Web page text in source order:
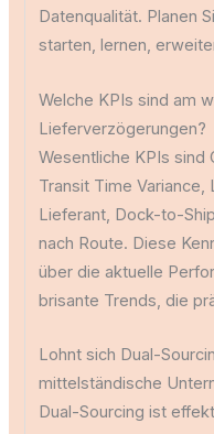
Datenqualität. Planen
starten, lernen,
Welche KPIs sind am
Lieferverzögerungen?
Wesentliche KPIs sind
Transit Time
Lieferant, Dock-to-
nach Route. Diese
über die aktuelle
brisante Trends, die
Lohnt sich Dual-
mittelständische
Dual-Sourcing ist